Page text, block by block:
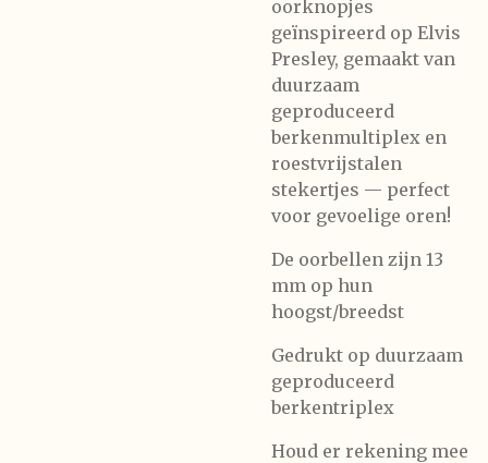
oorknopjes
geïnspireerd op Elvis
Presley, gemaakt van
duurzaam
geproduceerd
berkenmultiplex en
roestvrijstalen
stekertjes — perfect
voor gevoelige oren!
De oorbellen zijn 13
mm op hun
hoogst/breedst
Gedrukt op duurzaam
geproduceerd
berkentriplex
Houd er rekening mee